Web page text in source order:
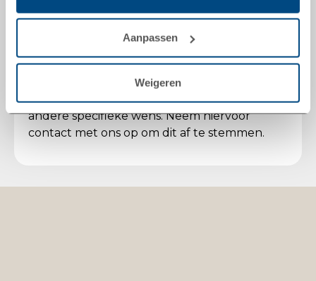
met het gebruik van alle cookies zoals omschreven in
Aanpassen
Weigeren
Koeltransport
Container Transport
Het is mogelijk om voertuigen te voorzien van
een eigen huisstijl, reclame-uiting of een
andere specifieke wens. Neem hiervoor
contact met ons op om dit af te stemmen.